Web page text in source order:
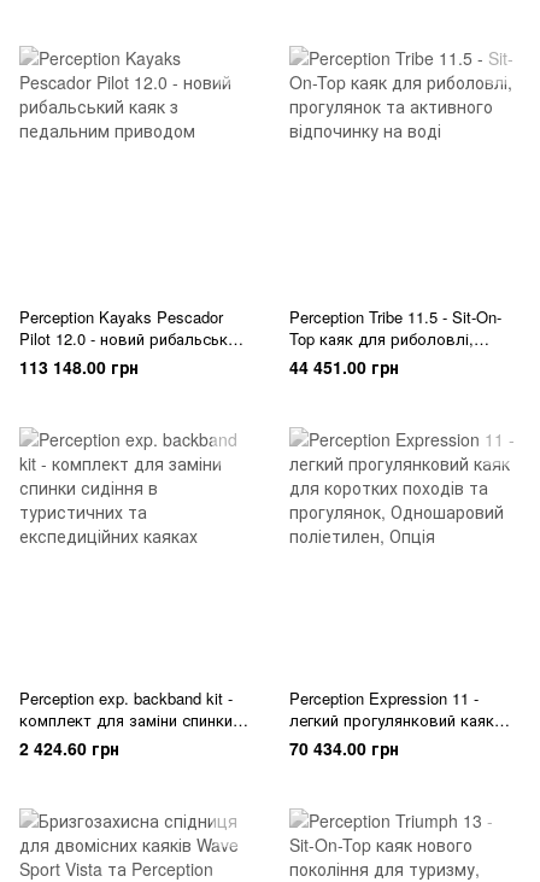
Perception Kayaks Pescador
Pilot 12.0 - новий рибальський
каяк з педальним приводом
113 148.00 грн
Perception Tribe 11.5 - Sit-On-
Top каяк для риболовлі,
прогулянок та активного
відпочинку на воді
44 451.00 грн
Perception exp. backband kit -
комплект для заміни спинки
сидіння в туристичних та
експедиційних каяках
2 424.60 грн
Perception Expression 11 -
легкий прогулянковий каяк
для коротких походів та
70 434.00 грн